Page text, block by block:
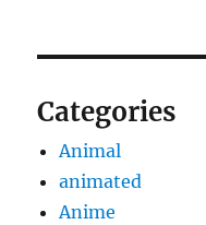
Categories
Animal
animated
Anime